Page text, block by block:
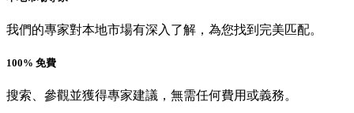
我們的專家對本地市場有深入了解，為您找到完美匹配。
100% 免費
搜索、參觀並獲得專家建議，無需任何費用或義務。